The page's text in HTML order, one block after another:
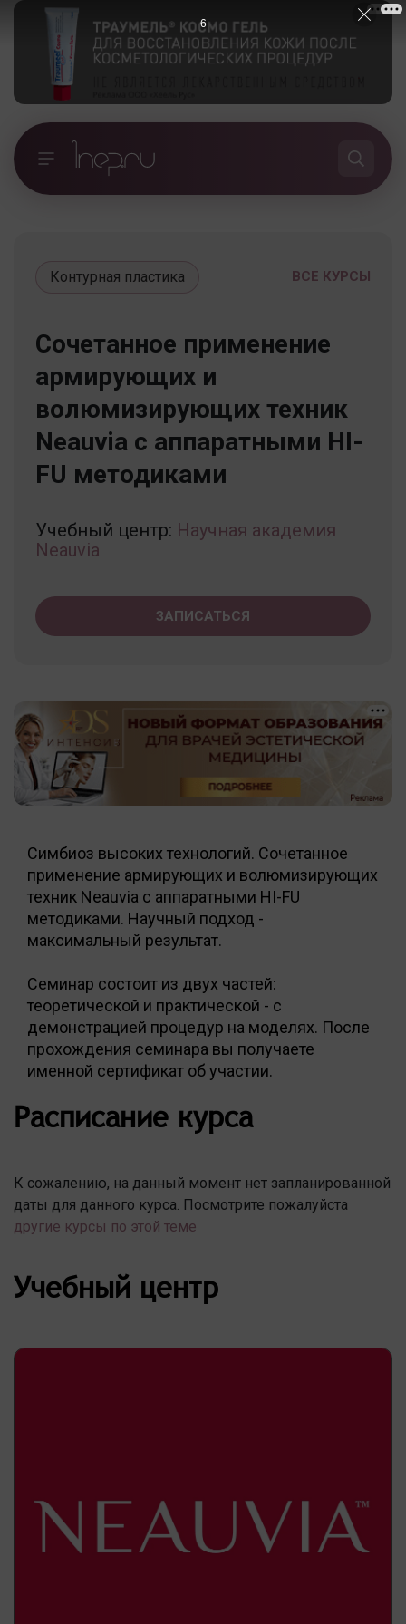
ВСЕ КУРСЫ
Контурная пластика
Сочетанное применение
армирующих и
волюмизирующих техник
Neauvia с аппаратными HI-
FU методиками
Учебный центр: Научная академия
Neauvia
ЗАПИСАТЬСЯ
Симбиоз высоких технологий. Сочетанное
применение армирующих и волюмизирующих
техник Neauvia с аппаратными HI-FU
методиками. Научный подход -
максимальный результат.
Семинар состоит из двух частей:
теоретической и практической - с
демонстрацией процедур на моделях. После
прохождения семинара вы получаете
именной сертификат об участии.
Расписание курса
К сожалению, на данный момент нет запланированной
даты для данного курса. Посмотрите пожалуйста
другие курсы по этой теме
Учебный центр
5